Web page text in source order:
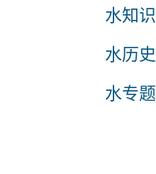
水知识
水历史
水专题